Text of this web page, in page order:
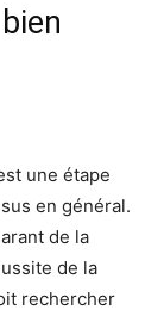
une étape
en général.
de la
de la
rechercher